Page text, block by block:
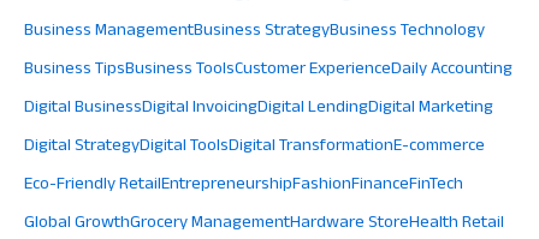
Business ManagementBusiness StrategyBusiness Technology
Business TipsBusiness ToolsCustomer ExperienceDaily Accounting
Digital BusinessDigital InvoicingDigital LendingDigital Marketing
Digital StrategyDigital ToolsDigital TransformationE-commerce
Eco-Friendly RetailEntrepreneurshipFashionFinanceFinTech
Global GrowthGrocery ManagementHardware StoreHealth Retail